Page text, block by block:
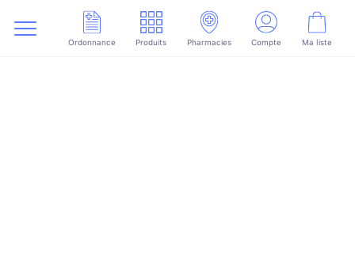
Ordonnance Produits Pharmacies Compte Ma liste